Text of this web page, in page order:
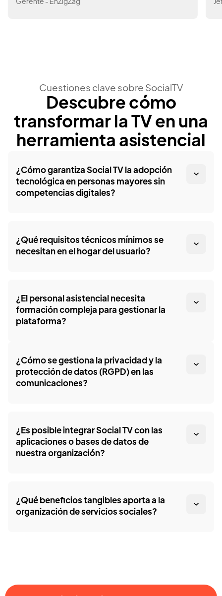
Jefe de área Servicios Sociales - Concello de Vigo
Cuestiones clave sobre SocialTV
Descubre cómo
transformar la TV en una
herramienta asistencial
¿Cómo garantiza Social TV la adopción
tecnológica en personas mayores sin
competencias digitales?
¿Qué requisitos técnicos mínimos se
necesitan en el hogar del usuario?
¿El personal asistencial necesita
formación compleja para gestionar la
plataforma?
¿Cómo se gestiona la privacidad y la
protección de datos (RGPD) en las
comunicaciones?
¿Es posible integrar Social TV con las
aplicaciones o bases de datos de
nuestra organización?
¿Qué beneficios tangibles aporta a la
organización de servicios sociales?